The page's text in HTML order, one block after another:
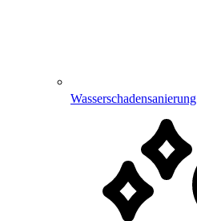
Wasserschadensanierung